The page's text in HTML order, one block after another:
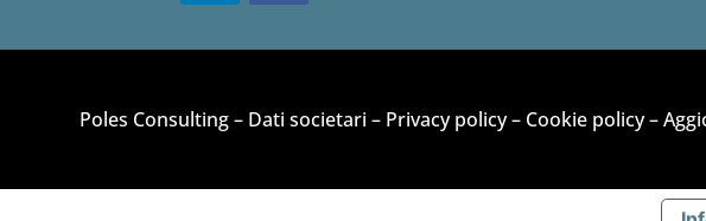
Poles Consulting – Dati societari – Privacy policy– Cookie policy–